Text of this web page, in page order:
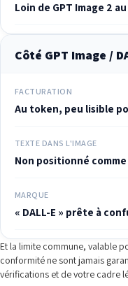
Loin de GPT Image 2
Côté GPT Image /
FACTURATION
Au token, peu lisible
TEXTE DANS L'IMAGE
Non positionné
MARQUE
« DALL-E » prête à
Et la limite commune, valable
conformité ne sont jamais
vérifications et de votre cadre